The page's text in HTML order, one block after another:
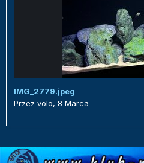
IMG_2779.jpeg
Przez volo, 8 Marca